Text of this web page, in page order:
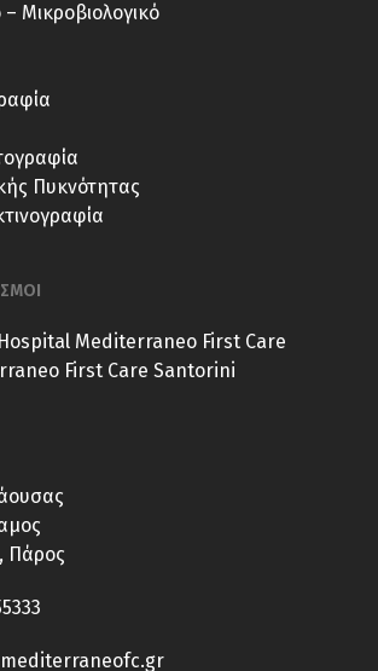
Μικροβιολογικό
Πυκνότητας
Mediterraneo First Care
First Care Santorini
Πάρος